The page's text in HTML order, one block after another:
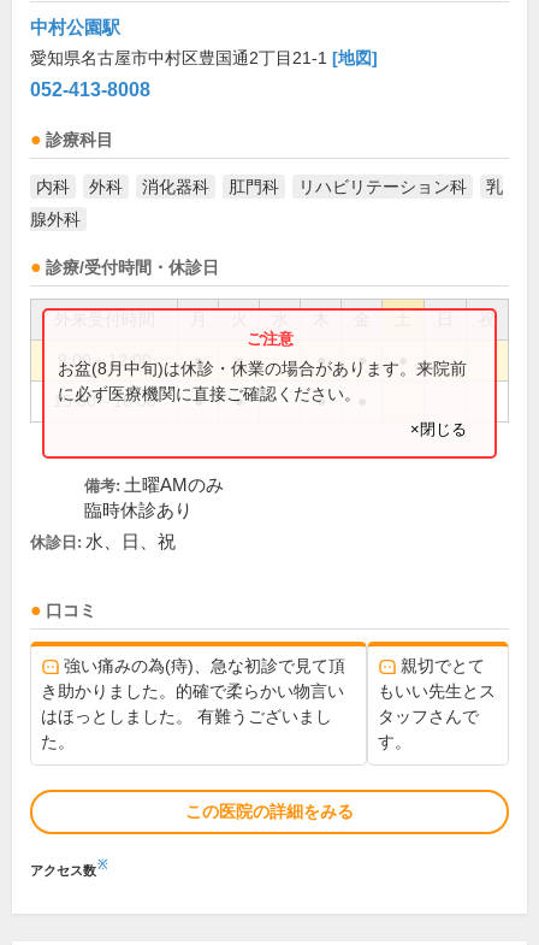
中村公園駅
愛知県名古屋市中村区豊国通2丁目21-1 [地図]
052-413-8008
診療科目
内科 外科 消化器科 肛門科 リハビリテーション科
乳
腺外科
診療/受付時間・休診日
祝
9:00～12:00 ● ● ● ●
15:00～18:00 ● ● ●
お盆(8月中旬)は休診・休業の場合があります。来院前
に必ず医療機関に直接ご確認ください。
×閉じる
備考: 土曜AMのみ
臨時休診あり
休診日: 水、日、祝
口コミ
強い痛みの為(痔)、急な初診で見て頂
き助かりました。的確で柔らかい物言い
はほっとしました。 有難うございまし
た。
親切でとて
もいい先生とス
タッフさんで
す。
この医院の詳細をみる
アクセス数※